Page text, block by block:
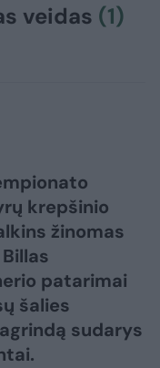
veidas (1)
krepšinio
žinomas
patarimai
šalies
sudarys